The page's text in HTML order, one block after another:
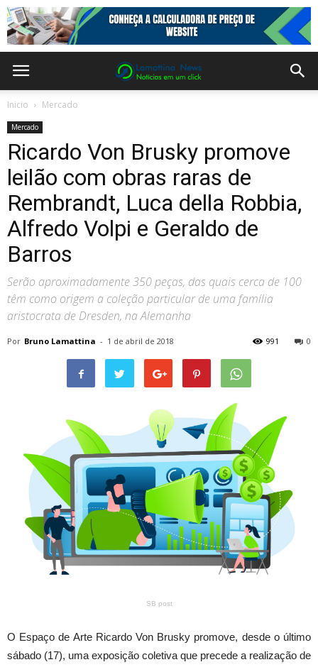
Inicio Mercado
Mercado
Ricardo Von Brusky promove
leilão com obras raras de
Rembrandt, Luca della Robbia,
Alfredo Volpi e Geraldo de
Barros
Serão aproximadamente 350 peças, das quais cerca de 100
têm como origem a coleção particular de uma família
aristocrata de Dresden, na Alemanha
Por Bruno Lamattina - 1 de abril de 2018 0
991
SB post
O Espaço de Arte Ricardo Von Brusky promove, desde o último
sábado (17), uma exposição coletiva que precede a realização de